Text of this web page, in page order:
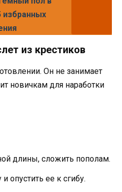
избранных
из крестиков
Он не занимает
новичкам для наработки
длины, сложить пополам.
опустить ее к сгибу.